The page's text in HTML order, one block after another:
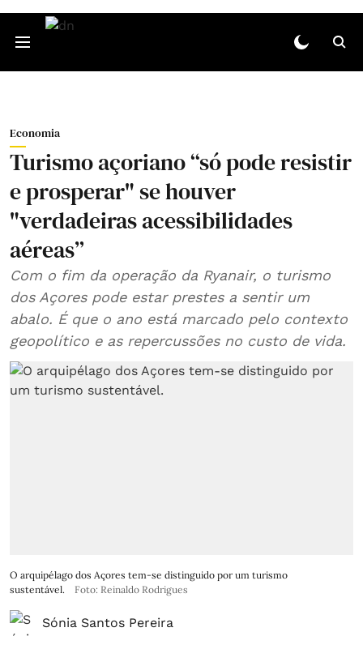
Economia
Turismo açoriano “só pode resistir
e prosperar" se houver
"verdadeiras acessibilidades
aéreas”
Com o fim da operação da Ryanair, o turismo
dos Açores pode estar prestes a sentir um
abalo. É que o ano está marcado pelo contexto
geopolítico e as repercussões no custo de vida.
O arquipélago dos Açores tem-se distinguido por um turismo
sustentável.
Foto: Reinaldo Rodrigues
Sónia Santos Pereira